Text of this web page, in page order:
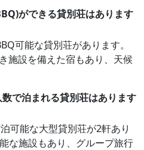
ができる貸別荘はあります
可能な貸別荘があります。
施設を備えた宿もあり、天候
で泊まれる貸別荘はあります
可能な大型貸別荘が2軒あり
な施設もあり、グループ旅行